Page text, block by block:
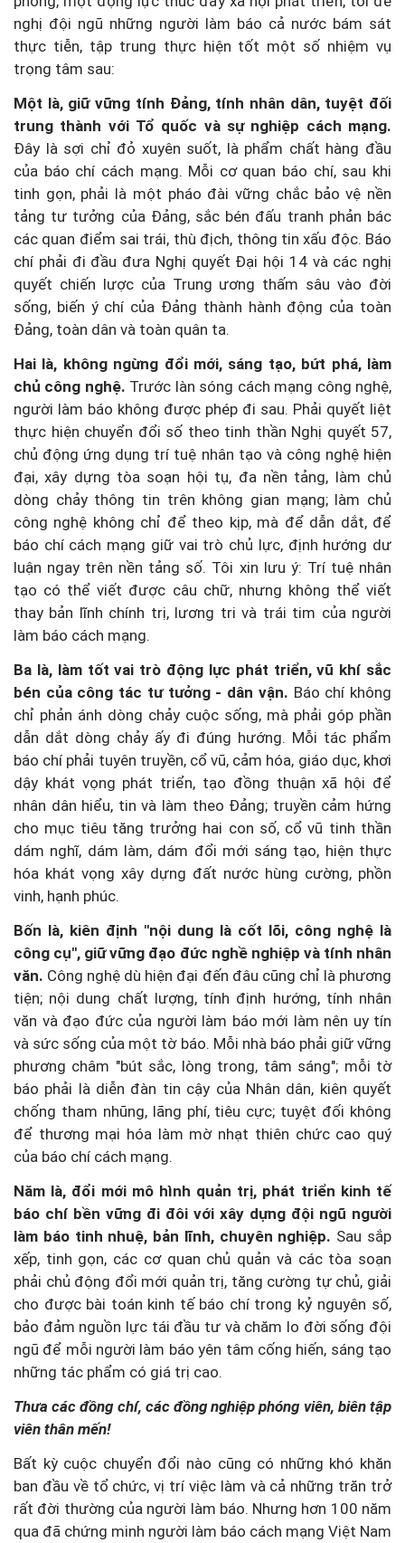
nghị đội ngũ những người làm báo cả nước bám sát
thực tiễn, tập trung thực hiện tốt một số nhiệm vụ
trọng tâm sau:
Một là, giữ vững tính Đảng, tính nhân dân, tuyệt đối
trung thành với Tổ quốc và sự nghiệp cách mạng.
Đây là sợi chỉ đỏ xuyên suốt, là phẩm chất hàng đầu
của báo chí cách mạng. Mỗi cơ quan báo chí, sau khi
tinh gọn, phải là một pháo đài vững chắc bảo vệ nền
tảng tư tưởng của Đảng, sắc bén đấu tranh phản bác
các quan điểm sai trái, thù địch, thông tin xấu độc. Báo
chí phải đi đầu đưa Nghị quyết Đại hội 14 và các nghị
quyết chiến lược của Trung ương thấm sâu vào đời
sống, biến ý chí của Đảng thành hành động của toàn
Đảng, toàn dân và toàn quân ta.
Hai là, không ngừng đổi mới, sáng tạo, bứt phá, làm
chủ công nghệ. Trước làn sóng cách mạng công nghệ,
người làm báo không được phép đi sau. Phải quyết liệt
thực hiện chuyển đổi số theo tinh thần Nghị quyết 57,
chủ động ứng dụng trí tuệ nhân tạo và công nghệ hiện
đại, xây dựng tòa soạn hội tụ, đa nền tảng, làm chủ
dòng chảy thông tin trên không gian mạng; làm chủ
công nghệ không chỉ để theo kịp, mà để dẫn dắt, để
báo chí cách mạng giữ vai trò chủ lực, định hướng dư
luận ngay trên nền tảng số. Tôi xin lưu ý: Trí tuệ nhân
tạo có thể viết được câu chữ, nhưng không thể viết
thay bản lĩnh chính trị, lương tri và trái tim của người
làm báo cách mạng.
Ba là, làm tốt vai trò động lực phát triển, vũ khí sắc
bén của công tác tư tưởng - dân vận. Báo chí không
chỉ phản ánh dòng chảy cuộc sống, mà phải góp phần
dẫn dắt dòng chảy ấy đi đúng hướng. Mỗi tác phẩm
báo chí phải tuyên truyền, cổ vũ, cảm hóa, giáo dục, khơi
dậy khát vọng phát triển, tạo đồng thuận xã hội để
nhân dân hiểu, tin và làm theo Đảng; truyền cảm hứng
cho mục tiêu tăng trưởng hai con số, cổ vũ tinh thần
dám nghĩ, dám làm, dám đổi mới sáng tạo, hiện thực
hóa khát vọng xây dựng đất nước hùng cường, phồn
vinh, hạnh phúc.
Bốn là, kiên định "nội dung là cốt lõi, công nghệ là
công cụ", giữ vững đạo đức nghề nghiệp và tính nhân
văn. Công nghệ dù hiện đại đến đâu cũng chỉ là phương
tiện; nội dung chất lượng, tính định hướng, tính nhân
văn và đạo đức của người làm báo mới làm nên uy tín
và sức sống của một tờ báo. Mỗi nhà báo phải giữ vững
phương châm "bút sắc, lòng trong, tâm sáng"; mỗi tờ
báo phải là diễn đàn tin cậy của Nhân dân, kiên quyết
chống tham nhũng, lãng phí, tiêu cực; tuyệt đối không
để thương mại hóa làm mờ nhạt thiên chức cao quý
của báo chí cách mạng.
Năm là, đổi mới mô hình quản trị, phát triển kinh tế
báo chí bền vững đi đôi với xây dựng đội ngũ người
làm báo tinh nhuệ, bản lĩnh, chuyên nghiệp. Sau sắp
xếp, tinh gọn, các cơ quan chủ quản và các tòa soạn
phải chủ động đổi mới quản trị, tăng cường tự chủ, giải
cho được bài toán kinh tế báo chí trong kỷ nguyên số,
bảo đảm nguồn lực tái đầu tư và chăm lo đời sống đội
ngũ để mỗi người làm báo yên tâm cống hiến, sáng tạo
những tác phẩm có giá trị cao.
Thưa các đồng chí, các đồng nghiệp phóng viên, biên tập
viên thân mến!
Bất kỳ cuộc chuyển đổi nào cũng có những khó khăn
ban đầu về tổ chức, vị trí việc làm và cả những trăn trở
rất đời thường của người làm báo. Nhưng hơn 100 năm
qua đã chứng minh người làm báo cách mạng Việt Nam